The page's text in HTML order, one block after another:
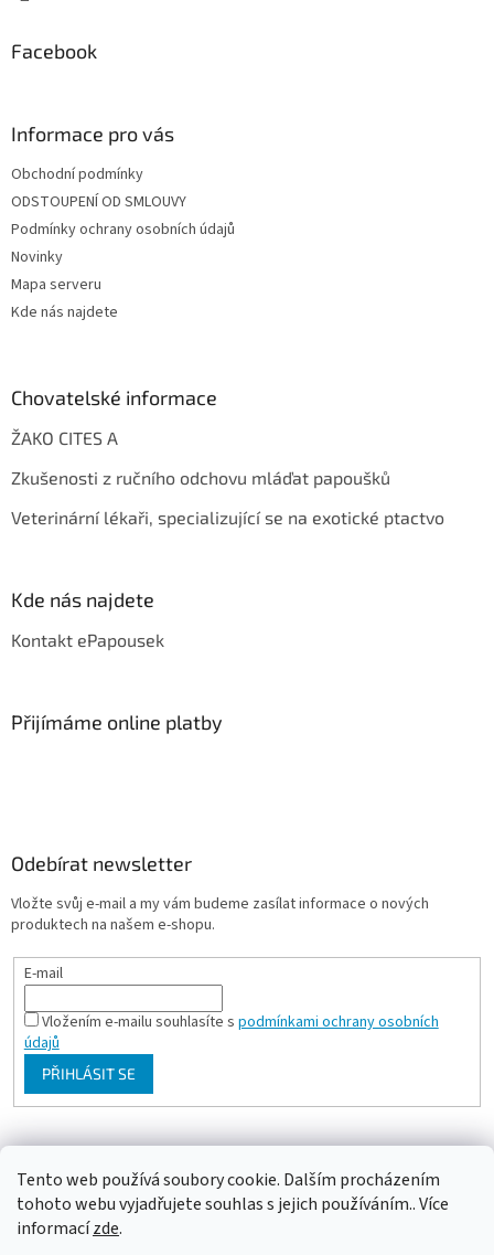
Tento web používá soubory cookie. Dalším procházením
tohoto webu vyjadřujete souhlas s jejich používáním.. Více
informacízde.
Facebook
Informace pro vás
Obchodní podmínky
ODSTOUPENÍ OD SMLOUVY
Podmínky ochrany osobních údajů
Novinky
Mapa serveru
Kde nás najdete
Chovatelské informace
ŽAKO CITES A
Zkušenosti z ručního odchovu mláďat papoušků
Veterinární lékaři, specializující se na exotické ptactvo
Kde nás najdete
Kontakt ePapousek
Přijímáme online platby
Odebírat newsletter
Vložte svůj e-mail a my vám budeme zasílat informace o nových
produktech na našem e-shopu.
E-mail
Vložením e-mailu souhlasíte s podmínkami ochrany osobních
údajů
PŘIHLÁSIT SE